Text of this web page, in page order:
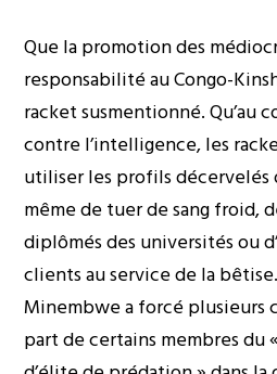
Que la promotion des
responsabilité au Congo-
racket susmentionné. Qu’au
contre l’intelligence, les
utiliser les profils décervelés
même de tuer de sang froid,
diplômés des universités ou
clients au service de la
Minembwe a forcé plusieurs
part de certains membres du